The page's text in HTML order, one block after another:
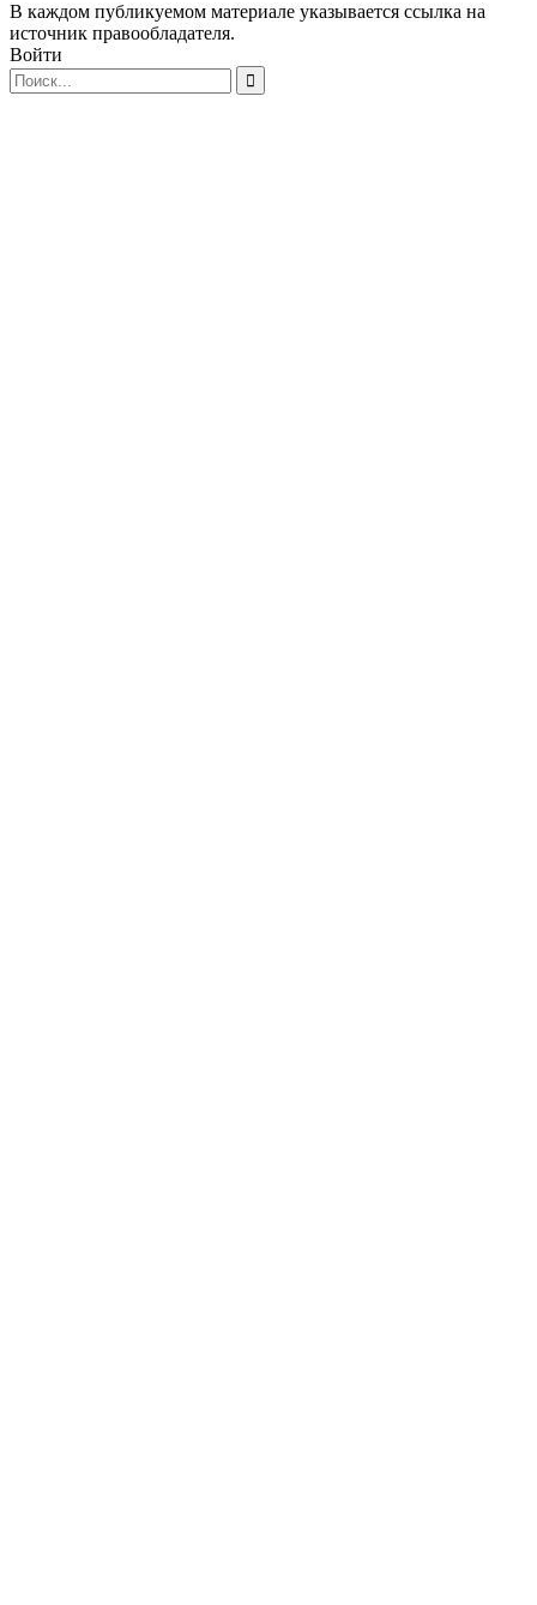
В каждом публикуемом материале указывается ссылка на
источник правообладателя.
Войти